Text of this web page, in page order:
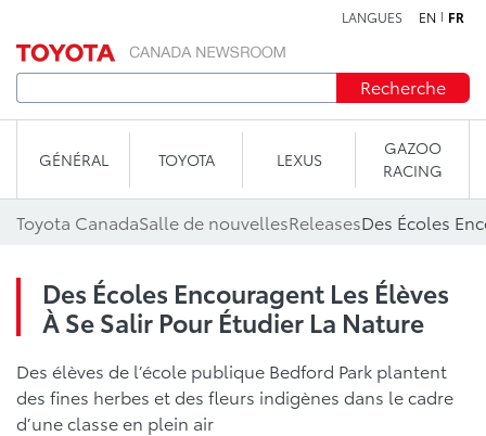
LANGUES EN FR
Recherche
GÉNÉRAL TOYOTA LEXUS
GAZOO
RACING
Toyota CanadaSalle de nouvellesReleases
Des Écoles Encouragent Les Élèves
À Se Salir Pour Étudier La Nature
Des élèves de l’école publique Bedford Park plantent
des fines herbes et des fleurs indigènes dans le cadre
d’une classe en plein air